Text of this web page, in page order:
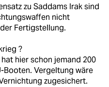
zu Saddams Irak sind
nicht
Fertigstellung.
?
hier schon jemand 200
Booten. Vergeltung wäre
zugesichert.